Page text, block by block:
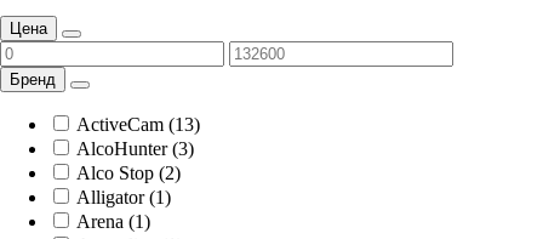
Цена
Бренд
ActiveCam (13)
AlcoHunter (3)
Alco Stop (2)
Alligator (1)
Arena (1)